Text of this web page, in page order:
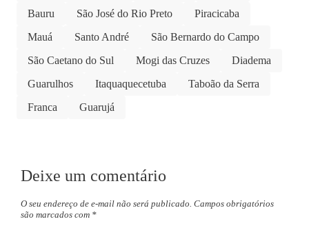
Bauru
São José do Rio Preto
Piracicaba
Mauá
Santo André
São Bernardo do Campo
São Caetano do Sul
Mogi das Cruzes
Diadema
Guarulhos
Itaquaquecetuba
Taboão da Serra
Franca
Guarujá
Deixe um comentário
O seu endereço de e-mail não será publicado. Campos obrigatórios
são marcados com *